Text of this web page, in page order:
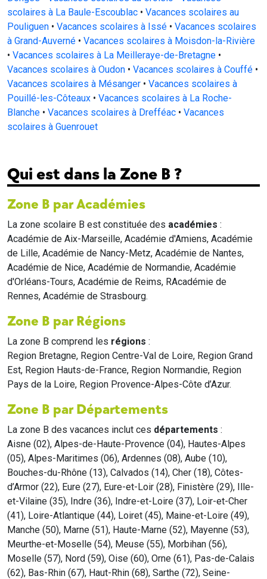
scolaires à La Baule-Escoublac • Vacances scolaires au
Pouliguen • Vacances scolaires à Issé • Vacances scolaires
à Grand-Auverné • Vacances scolaires à Moisdon-la-Rivière
• Vacances scolaires à La Meilleraye-de-Bretagne •
Vacances scolaires à Oudon • Vacances scolaires à Couffé •
Vacances scolaires à Mésanger • Vacances scolaires à
Pouillé-les-Côteaux • Vacances scolaires à La Roche-
Blanche • Vacances scolaires à Drefféac • Vacances
scolaires à Guenrouet
Qui est dans la Zone B ?
Zone B par Académies
La zone scolaire B est constituée des académies :
Académie de Aix-Marseille, Académie d'Amiens, Académie
de Lille, Académie de Nancy-Metz, Académie de Nantes,
Académie de Nice, Académie de Normandie, Académie
d'Orléans-Tours, Académie de Reims, RAcadémie de
Rennes, Académie de Strasbourg.
Zone B par Régions
La zone B comprend les régions :
Region Bretagne, Region Centre-Val de Loire, Region Grand
Est, Region Hauts-de-France, Region Normandie, Region
Pays de la Loire, Region Provence-Alpes-Côte d’Azur.
Zone B par Départements
La zone B des vacances inclut ces départements :
Aisne (02), Alpes-de-Haute-Provence (04), Hautes-Alpes
(05), Alpes-Maritimes (06), Ardennes (08), Aube (10),
Bouches-du-Rhône (13), Calvados (14), Cher (18), Côtes-
d’Armor (22), Eure (27), Eure-et-Loir (28), Finistère (29), Ille-
et-Vilaine (35), Indre (36), Indre-et-Loire (37), Loir-et-Cher
(41), Loire-Atlantique (44), Loiret (45), Maine-et-Loire (49),
Manche (50), Marne (51), Haute-Marne (52), Mayenne (53),
Meurthe-et-Moselle (54), Meuse (55), Morbihan (56),
Moselle (57), Nord (59), Oise (60), Orne (61), Pas-de-Calais
(62), Bas-Rhin (67), Haut-Rhin (68), Sarthe (72), Seine-